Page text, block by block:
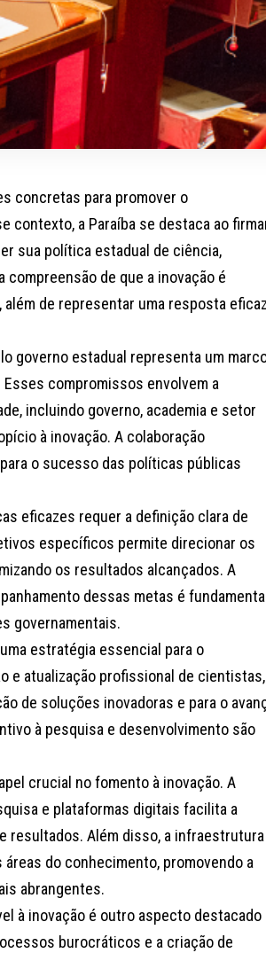
concretas para promover o
a Paraíba se destaca ao
sua política estadual de ciência,
de que a inovação é
de representar uma resposta eficaz
governo estadual representa um
compromissos envolvem a
incluindo governo, academia e setor
à inovação. A colaboração
o sucesso das políticas públicas
eficazes requer a definição clara de
específicos permite direcionar os
os resultados alcançados. A
dessas metas é fundamental
governamentais.
estratégia essencial para o
e atualização profissional de cientistas,
de soluções inovadoras e para o
à pesquisa e desenvolvimento são
crucial no fomento à inovação. A
e plataformas digitais facilita a
resultados. Além disso, a infraestrutura
do conhecimento, promovendo a
abrangentes.
à inovação é outro aspecto destacado
burocráticos e a criação de